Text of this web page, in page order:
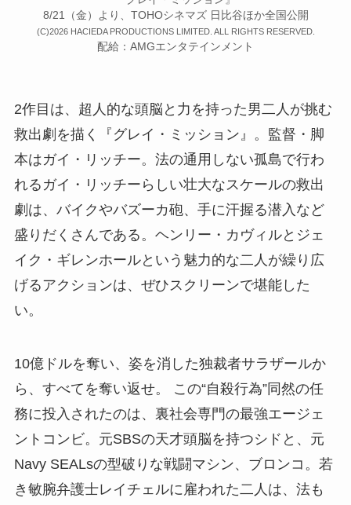
8/21（金）より、TOHOシネマズ 日比谷ほか全国公開
(C)2026 HACIEDA PRODUCTIONS LIMITED. ALL RIGHTS RESERVED.
配給：AMGエンタテインメント
2作目は、超人的な頭脳と力を持った男二人が挑む
救出劇を描く『グレイ・ミッション』。監督・脚
本はガイ・リッチー。法の通用しない孤島で行わ
れるガイ・リッチーらしい壮大なスケールの救出
劇は、バイクやバズーカ砲、手に汗握る潜入など
盛りだくさんである。ヘンリー・カヴィルとジェ
イク・ギレンホールという魅力的な二人が繰り広
げるアクションは、ぜひスクリーンで堪能した
い。
10億ドルを奪い、姿を消した独裁者サラザールか
ら、すべてを奪い返せ。 この“自殺行為”同然の任
務に投入されたのは、裏社会専門の最強エージェ
ントコンビ。元SBSの天才頭脳を持つシドと、元
Navy SEALsの型破りな戦闘マシン、ブロンコ。若
き敏腕弁護士レイチェルに雇われた二人は、法も